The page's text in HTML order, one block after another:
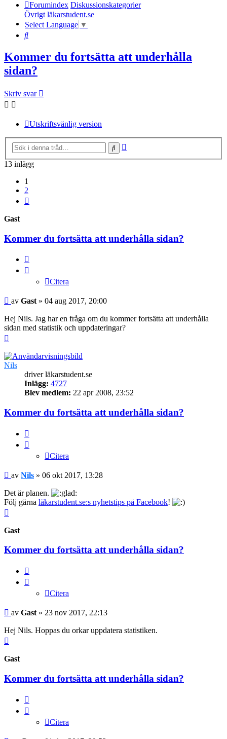
Forumindex Diskussionskategorier
Övrigt läkarstudent.se
Select Language ▼
Sök
Kommer du fortsätta att underhålla
sidan?
Skriv svar
Utskriftsvänlig version
Sök
13 inlägg
1
2
Gast
Kommer du fortsätta att underhålla sidan?
Citera
Inlägg
av Gast » 04 aug 2017, 20:00
Hej Nils. Jag har en fråga om du kommer fortsätta att underhålla
sidan med statistik och uppdateringar?
Nils
driver läkarstudent.se
Inlägg: 4727
Blev medlem: 22 apr 2008, 23:52
Kommer du fortsätta att underhålla sidan?
Citera
Inlägg
av Nils » 06 okt 2017, 13:28
Det är planen.
Följ gärna läkarstudent.se:s nyhetstips på Facebook!
Gast
Kommer du fortsätta att underhålla sidan?
Citera
Inlägg
av Gast » 23 nov 2017, 22:13
Hej Nils. Hoppas du orkar uppdatera statistiken.
Gast
Kommer du fortsätta att underhålla sidan?
Citera